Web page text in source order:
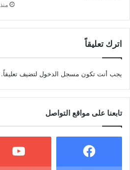
منذ 4 أسابيع
اترك تعليقاً
يجب أنت تكون مسجل الدخول لتضيف تعليقاً.
تابعنا على مواقع التواصل